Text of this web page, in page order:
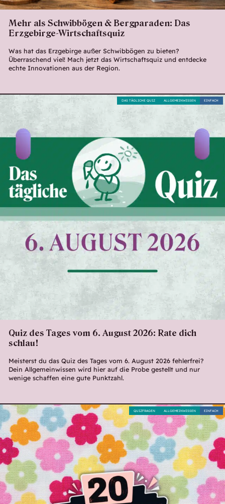
Mehr als Schwibbögen & Bergparaden: Das
Erzgebirge-Wirtschaftsquiz
Was hat das Erzgebirge außer Schwibbögen zu bieten?
Überraschend viel! Mach jetzt das Wirtschaftsquiz und entdecke
echte Innovationen aus der Region.
Quiz des Tages vom 6. August 2026: Rate dich
schlau!
Meisterst du das Quiz des Tages vom 6. August 2026 fehlerfrei?
Dein Allgemeinwissen wird hier auf die Probe gestellt und nur
wenige schaffen eine gute Punktzahl.
EINFACH
ALLGEMEINWISSEN
DAS TÄGLICHE QUIZ
EINFACH
ALLGEMEINWISSEN
QUIZFRAGEN